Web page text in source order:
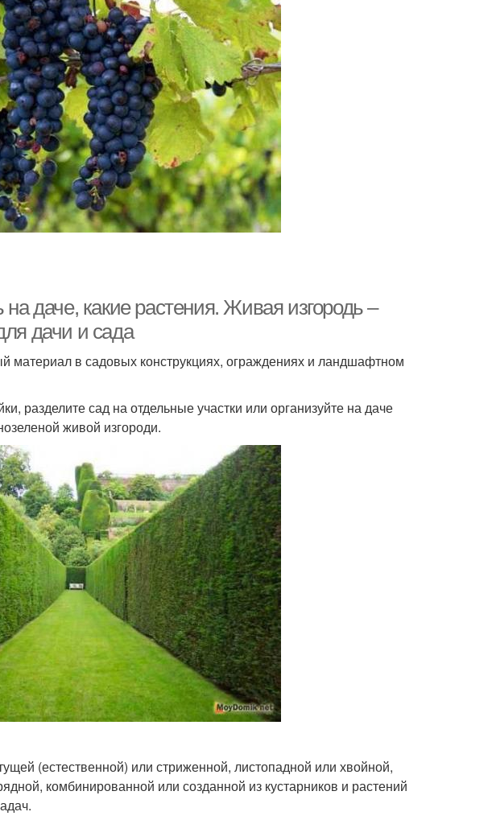
даче, какие растения. Живая изгородь –
дачи и сада
материал в садовых конструкциях, ограждениях и ландшафтном
разделите сад на отдельные участки или организуйте на даче
живой изгороди.
(естественной) или стриженной, листопадной или хвойной,
комбинированной или созданной из кустарников и растений